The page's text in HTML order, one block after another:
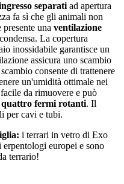
separati ad apertura
fa sì che gli animali non
una ventilazione
La copertura
inossidabile garantisce un
assicura uno scambio
consente di trattenere
un'umidità ottimale nei
da rimuovere e può
quattro fermi rotanti. Il
per cavi e tubi.
i terrari in vetro di Exo
europei e sono
terrario!